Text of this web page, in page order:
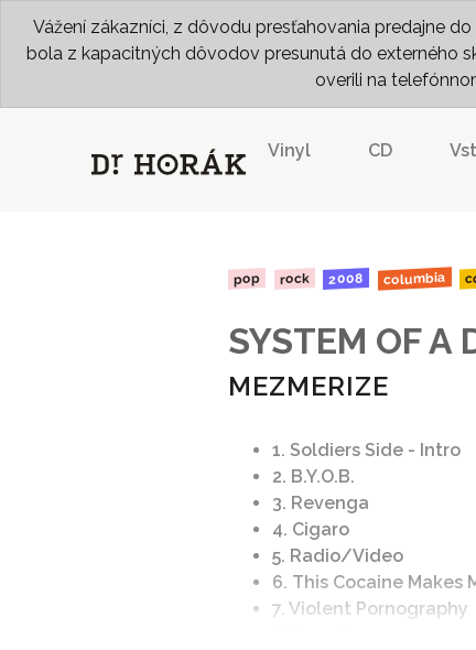
Vážení zákazníci, z dôvodu presťahovania predajne
bola z kapacitných dôvodov presunutá do externého
overili na
Vinyl CD
pop rock 2008 columbia
SYSTEM OF A
MEZMERIZE
1. Soldiers Side - Intro
2. B.Y.O.B.
3. Revenga
4. Cigaro
5. Radio/Video
6. This Cocaine Makes
7. Violent Pornography